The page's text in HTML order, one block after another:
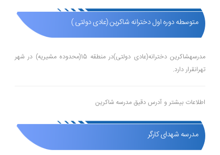
متوسطه دوره اول دخترانه شاکرین (عادی دولتی )
مدرسهشاکرین دخترانه(عادی دولتی)در منطقه 15(محدوده مشیریه) در شهر
تهرانقرار دارد.
اطلاعات بیشتر و آدرس دقیق مدرسه شاکرین
مدرسه شهدای کارگر